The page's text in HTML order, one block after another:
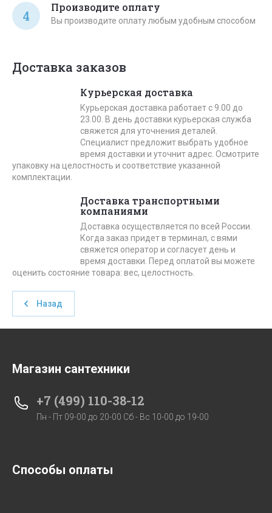
4
Производите оплату
Вы производите оплату любым удобным способом
Доставка заказов
Курьерская доставка
Курьерская доставка работает с 9.00 до
23.00. В день доставки курьерская служба
свяжется для уточнения деталей.
Специалист предложит выбрать удобное
время доставки и уточнит адрес. Осмотрите
упаковку на целостность и соответствие указанной
комплектации.
Доставка транспортными
компаниями
Доставка осуществляется по всей России.
Когда заказ придет в терминал, с вями
свяжется оператор и согласует день и
время доставки. Перед оплатой вы можете
оценить состояние товара: вес, целостность.
Назад
Магазин сантехники
+7 (499) 110-38-12
Пн - Пт 09-00 до 20-00 Сб - Вс 10-00 до 19-00
Способы оплаты